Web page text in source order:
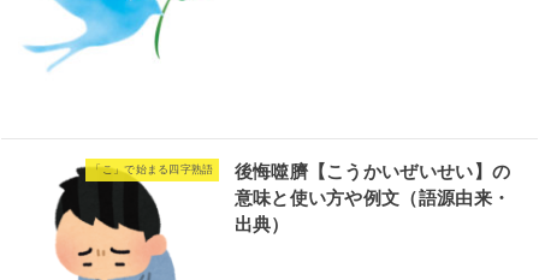
「こ」で始まる四字熟語
後悔噬臍【こうかいぜいせい】の
意味と使い方や例文（語源由来・
出典）